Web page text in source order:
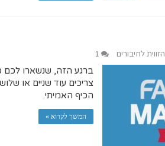
הזווית לחיבורים 1
ברגע הזה, שנשארו לכם
צריכים עוד שניים או
הכיף האמיתי.
המשך לקרוא »